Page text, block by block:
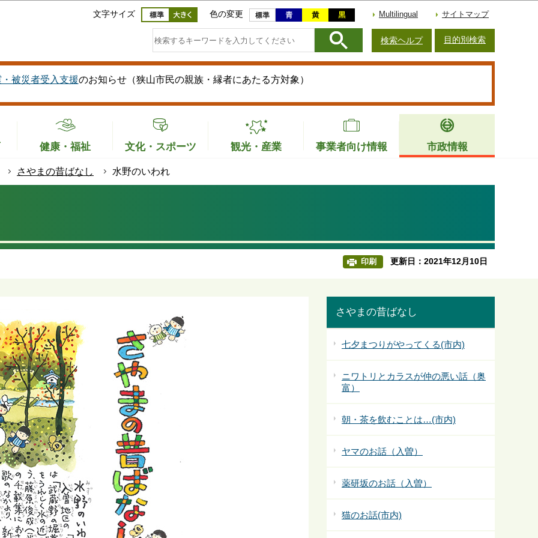
このページの本文へ移動
文字サイズ 色の変更 Multilingual サイトマップ
検索ヘルプ 目的別検索
被災者受入支援のお知らせ（狭山市民の親族・縁者にあたる方対象）
健康・福祉 文化・スポーツ 観光・産業 事業者向け情報 市政情報
さやまの昔ばなし 水野のいわれ
印刷 更新日：2021年12月10日
さやまの昔ばなし
七夕まつりがやってくる(市内)
ニワトリとカラスが仲の悪い話（奥
富）
朝・茶を飲むことは…(市内)
ヤマのお話（入曽）
薬研坂のお話（入曽）
猫のお話(市内)